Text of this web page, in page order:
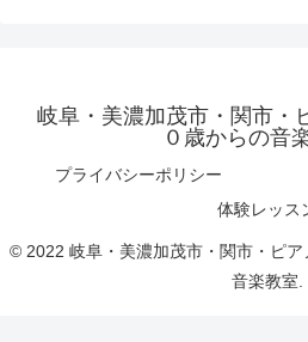
岐阜・美濃加茂市・関市・
０歳からの音
プライバシーポリシー
体験レッス
© 2022 岐阜・美濃加茂市・関市・ピ
音楽教室.